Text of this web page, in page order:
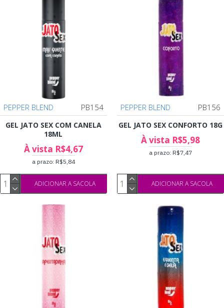
PEPPER BLEND PB154
GEL JATO SEX COM CANELA
18ML
À vista R$4,67
a prazo: R$5,84
ADICIONAR A SACOLA
PEPPER BLEND PB156
GEL JATO SEX CONFORTO 18G
À vista R$5,98
a prazo: R$7,47
ADICIONAR A SACOLA